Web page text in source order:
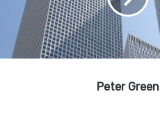
Peter Green